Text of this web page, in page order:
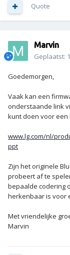
Quote
Marvin
Geplaatst:
Goedemorgen,
Vaak kan een
onderstaande link
kunt doen voor een
www.lg.com/nl/
ppt
Zijn het originele
probeert af te
bepaalde codering
herkenbaar is voor
Met vriendelijke
Marvin